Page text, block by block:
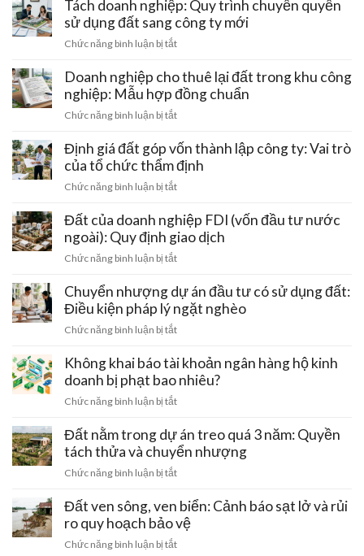
Tách doanh nghiệp: Quy trình chuyển quyền
sử dụng đất sang công ty mới
Chức năng bình luận bị tắtở
doanh
nghiệp:
trình
quyền
sử
sang
công
ty
mới
Doanh nghiệp cho thuê lại đất trong khu công
nghiệp: Mẫu hợp đồng chuẩn
Chức năng bình luận bị tắtở
nghiệp
cho
thuê
lại
trong
khu
Mẫu
hợp
đồng
chuẩn
Định giá đất góp vốn thành lập công ty: Vai trò
của tổ chức thẩm định
Chức năng bình luận bị tắtở
giá
đất
vốn
lập
công
trò
của
tổ
chức
định
Đất của doanh nghiệp FDI (vốn đầu tư nước
ngoài): Quy định giao dịch
Chức năng bình luận bị tắtở
của
doanh
nghiệp
FDI
đầu
tư
Quy
định
giao
dịch
Chuyển nhượng dự án đầu tư có sử dụng đất:
Điều kiện pháp lý ngặt nghèo
Chức năng bình luận bị tắtở
nhượng
dự
đầu
có
sử
Điều
kiện
pháp
lý
Không khai báo tài khoản ngân hàng hộ kinh
doanh bị phạt bao nhiêu?
Chức năng bình luận bị tắtở
khai
báo
khoản
hàng
hộ
Đất nằm trong dự án treo quá 3 năm: Quyền
tách thửa và chuyển nhượng
Chức năng bình luận bị tắtở
nằm
trong
dự
án
Đất ven sông, ven biển: Cảnh báo sạt lở và rủi
ro quy hoạch bảo vệ
Chức năng bình luận bị tắtở